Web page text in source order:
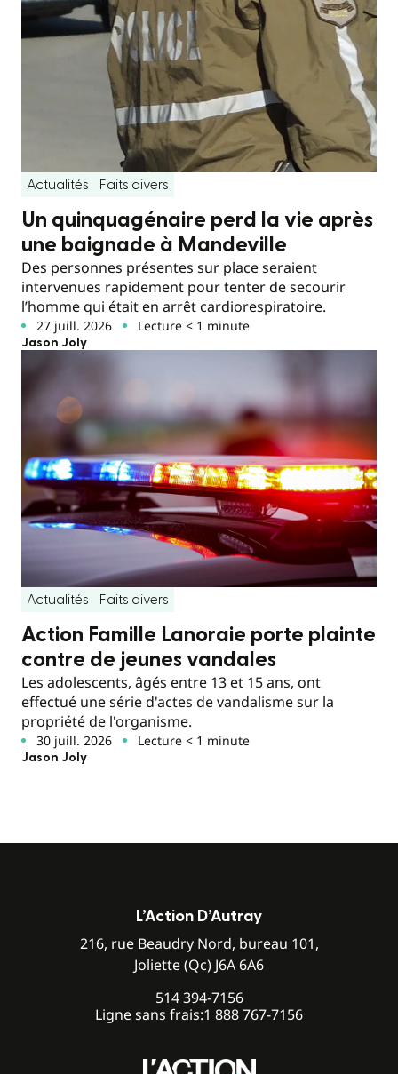
Actualités Faits divers
Un quinquagénaire perd la vie après
une baignade à Mandeville
Des personnes présentes sur place seraient
intervenues rapidement pour tenter de secourir
l’homme qui était en arrêt cardiorespiratoire.
27 juill. 2026 Lecture < 1 minute
Jason Joly
Actualités Faits divers
Action Famille Lanoraie porte plainte
contre de jeunes vandales
Les adolescents, âgés entre 13 et 15 ans, ont
effectué une série d'actes de vandalisme sur la
propriété de l'organisme.
30 juill. 2026 Lecture < 1 minute
Jason Joly
L’Action D’Autray
216, rue Beaudry Nord, bureau 101,
Joliette (Qc) J6A 6A6
514 394-7156
Ligne sans frais:1 888 767-7156